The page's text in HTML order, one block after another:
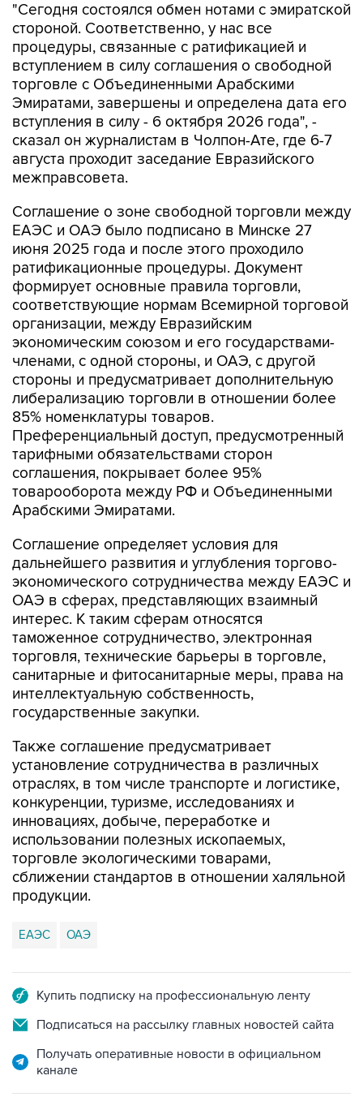
"Сегодня состоялся обмен нотами с эмиратской
стороной. Соответственно, у нас все
процедуры, связанные с ратификацией и
вступлением в силу соглашения о свободной
торговле с Объединенными Арабскими
Эмиратами, завершены и определена дата его
вступления в силу - 6 октября 2026 года", -
сказал он журналистам в Чолпон-Ате, где 6-7
августа проходит заседание Евразийского
межправсовета.
Соглашение о зоне свободной торговли между
ЕАЭС и ОАЭ было подписано в Минске 27
июня 2025 года и после этого проходило
ратификационные процедуры. Документ
формирует основные правила торговли,
соответствующие нормам Всемирной торговой
организации, между Евразийским
экономическим союзом и его государствами-
членами, с одной стороны, и ОАЭ, с другой
стороны и предусматривает дополнительную
либерализацию торговли в отношении более
85% номенклатуры товаров.
Преференциальный доступ, предусмотренный
тарифными обязательствами сторон
соглашения, покрывает более 95%
товарооборота между РФ и Объединенными
Арабскими Эмиратами.
Соглашение определяет условия для
дальнейшего развития и углубления торгово-
экономического сотрудничества между ЕАЭС и
ОАЭ в сферах, представляющих взаимный
интерес. К таким сферам относятся
таможенное сотрудничество, электронная
торговля, технические барьеры в торговле,
санитарные и фитосанитарные меры, права на
интеллектуальную собственность,
государственные закупки.
Также соглашение предусматривает
установление сотрудничества в различных
отраслях, в том числе транспорте и логистике,
конкуренции, туризме, исследованиях и
инновациях, добыче, переработке и
использовании полезных ископаемых,
торговле экологическими товарами,
сближении стандартов в отношении халяльной
продукции.
ЕАЭС ОАЭ
Купить подписку на профессиональную ленту
Подписаться на рассылку главных новостей сайта
Получать оперативные новости в официальном
канале